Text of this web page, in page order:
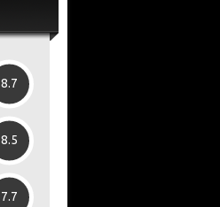
8.7
8.5
7.7